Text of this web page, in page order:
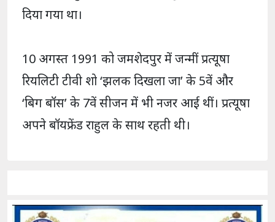
दिया गया था।
10 अगस्त 1991 को जमशेदपुर में जन्मीं प्रत्यूषा
रियलिटी टीवी शो ‘झलक दिखला जा’ के 5वें और
‘बिग बॉस’ के 7वें सीजन में भी नजर आई थीं। प्रत्यूषा
अपने बॉयफ्रेंड राहुल के साथ रहती थी।